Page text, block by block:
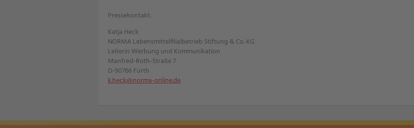
Pressekontakt:
Katja Heck
NORMA Lebensmittelfilialbetrieb Stiftung & Co. KG
Leiterin Werbung und Kommunikation
Manfred-Roth-Straße 7
D-90766 Fürth
k.heck@norma-online.de